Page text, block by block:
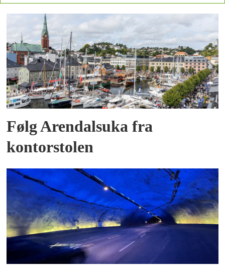
Følg Arendalsuka fra
kontorstolen